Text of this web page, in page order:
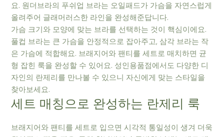
요. 원더브라의 푸쉬업 브라는 오일패드가 가슴을 자연스럽게
올려주어 글래머러스한 라인을 완성해준답니다.
가슴 크기와 모양에 맞는 브라를 선택하는 것이 핵심이에요.
풀컵 브라는 큰 가슴을 안정적으로 잡아주고, 삼각 브라는 작
은 가슴에 적합해요. 브래지어와 팬티를 세트로 매치하면 균
형 잡힌 룩을 완성할 수 있어요. 성인용품점에서도 다양한 디
자인의 란제리를 만나볼 수 있으니 자신에게 맞는 스타일을
찾아보세요.
세트 매칭으로 완성하는 란제리 룩
브래지어와 팬티를 세트로 입으면 시각적 통일성이 생겨 더욱